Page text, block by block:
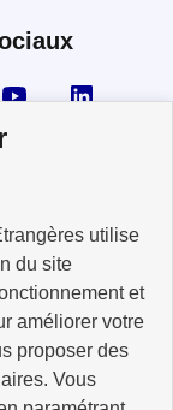
utilise
du site
et
améliorer votre
proposer des
Vous
Instagram
le compte TikTok
Visiter le